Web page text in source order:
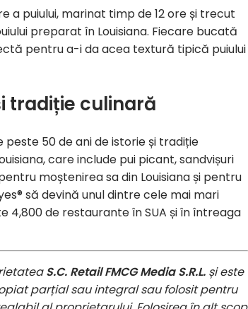
a puiului, marinat timp de 12 ore și trecut
preparat în Louisiana. Fiecare bucată
pentru a-i da acea textură tipică puiului
tradiție culinară
peste 50 de ani de istorie și tradiție
care include pui picant, sandvișuri
moștenirea sa din Louisiana și pentru
să devină unul dintre cele mai mari
4,800 de restaurante în SUA și în întreaga
S.C. Retail FMCG Media S.R.L. și este
parțial sau integral sau folosit pentru